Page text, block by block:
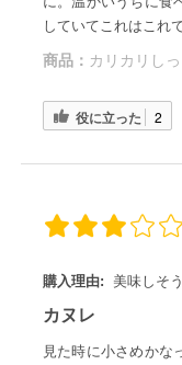
していてこれはこれ
商品： カリカリし
役に立った 2
購入理由: 美味しそ
カヌレ
見た時に小さめかな